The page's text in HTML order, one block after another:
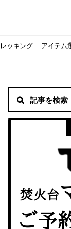
る！山梨県の九鬼山
積雪期の谷川
！売却する方法や
キャンプ場の
に参加してきまし
レストハウス水郷で
一生物のアウ
に行ってみた！
ピコグリル入
ランス・ボーヌト
ベランピング
キャンプ用品の『
マクライトの
ッカーでも作れ
尾根」から槍ヶ岳
【八ヶ岳最高
ントスおすすめヘ
ングシューズは
カリマーのお
ならスポルティバ
クライミング
に教わる！『食感
食うか食われ
ッキング
ズクイン』、人気
【コスパ◎】
アイテム
ズクイン』、人気
【コスパ◎】
｜サロモンの定番
しむために必要な
トレラン初心
！用途別おすすめ
【こずチャン
クを比較！人数・用
クライミング
の体験レポート】
アジングロッ
フスキンの魅力と
ティートンブ
なの？いまどき
パティシエキ
に教わる！簡単『
パティシエキ
高！ほかほか『シ
に教わる！パン好
パティシエキ